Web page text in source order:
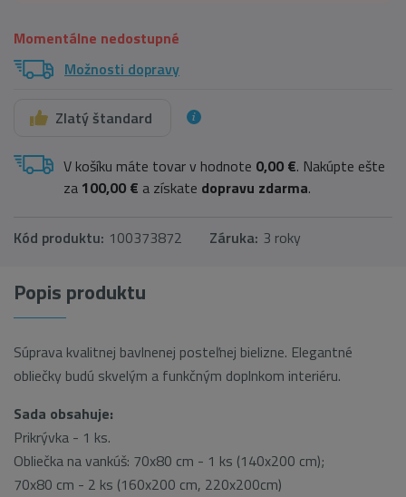
Momentálne nedostupné
Možnosti dopravy
Zlatý štandard
V košíku máte tovar v hodnote 0,00 €. Nakúpte ešte
za 100,00 € a získate dopravu zdarma.
Kód produktu: 100373872 Záruka: 3 roky
Popis produktu
Súprava kvalitnej bavlnenej posteľnej bielizne. Elegantné
obliečky budú skvelým a funkčným doplnkom interiéru.
Sada obsahuje:
Prikrývka - 1 ks.
Obliečka na vankúš: 70x80 cm - 1 ks (140x200 cm);
70x80 cm - 2 ks (160x200 cm, 220x200cm)